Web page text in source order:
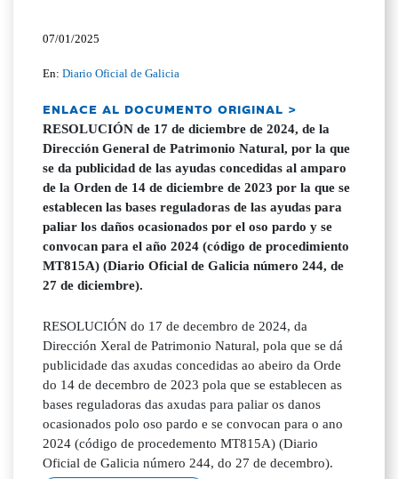
07/01/2025
En:Diario Oficial de Galicia
ENLACE AL DOCUMENTO ORIGINAL >
RESOLUCIÓN de 17 de diciembre de 2024, de la
Dirección General de Patrimonio Natural, por la que
se da publicidad de las ayudas concedidas al amparo
de la Orden de 14 de diciembre de 2023 por la que se
establecen las bases reguladoras de las ayudas para
paliar los daños ocasionados por el oso pardo y se
convocan para el año 2024 (código de procedimiento
MT815A) (Diario Oficial de Galicia número 244, de
27 de diciembre).
RESOLUCIÓN do 17 de decembro de 2024, da
Dirección Xeral de Patrimonio Natural, pola que se dá
publicidade das axudas concedidas ao abeiro da Orde
do 14 de decembro de 2023 pola que se establecen as
bases reguladoras das axudas para paliar os danos
ocasionados polo oso pardo e se convocan para o ano
2024 (código de procedemento MT815A) (Diario
Oficial de Galicia número 244, do 27 de decembro).